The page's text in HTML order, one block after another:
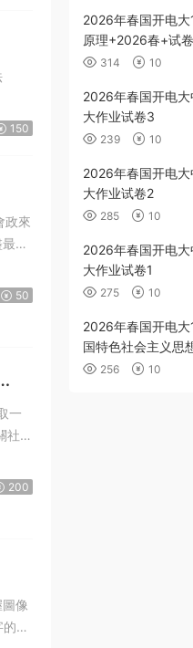
150
政來
50
社會
200
2026年春国开电
原理+2026春+试
314 10
2026年春国开电
大作业试卷3
239 10
2026年春国开电
大作业试卷2
285 10
2026年春国开电
大作业试卷1
275 10
2026年春国开电
国特色社会主义思
256 10